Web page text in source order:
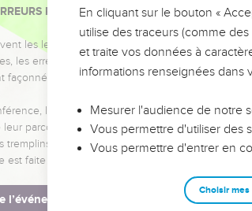
POUVAIENT VOUS ÉVITER LES VOTRES
les leaders pour leurs réussites, leur impact,
les erreurs et les saisons difficiles qu'ils ont
façonnés.
leaders, entrepreneurs, et responsables
leur parcours et les clés pour avancer avec plus
tremplins. Que vous guidiez un ministère, une
est faite pour vous.
l’événement
En cliquant sur le bouton «
utilise des traceurs (comme
et traite vos données à
informations renseignées dans
Mesurer l'audience de notre
Vous permettre d'utiliser des
Vous permettre d'entrer en
Choisir